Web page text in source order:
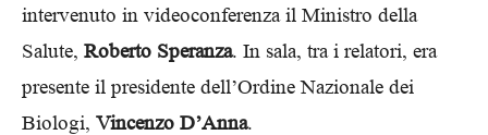
intervenuto in videoconferenza il Ministro della
Salute, Roberto Speranza. In sala, tra i relatori, era
presente il presidente dell’Ordine Nazionale dei
Biologi, Vincenzo D’Anna.